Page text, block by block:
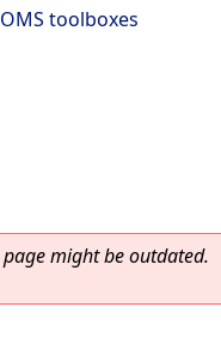
toolboxes
page might be outdated.